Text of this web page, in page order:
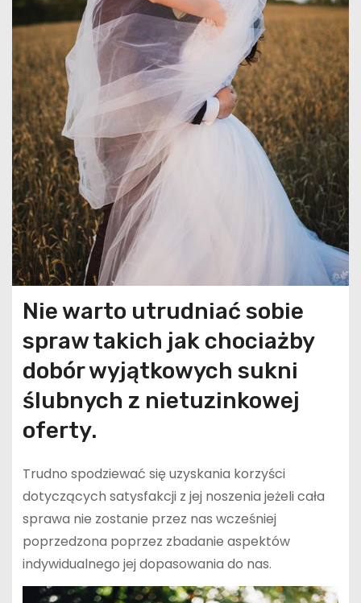
Nie warto utrudniać sobie
spraw takich jak chociażby
dobór wyjątkowych sukni
ślubnych z nietuzinkowej
oferty.
Trudno spodziewać się uzyskania korzyści
dotyczących satysfakcji z jej noszenia jeżeli cała
sprawa nie zostanie przez nas wcześniej
poprzedzona poprzez zbadanie aspektów
indywidualnego jej dopasowania do nas.